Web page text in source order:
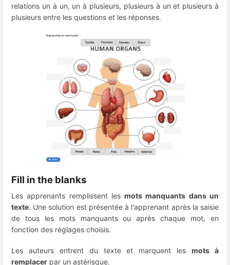
relations un à un, un à plusieurs, plusieurs à un et plusieurs à
plusieurs entre les questions et les réponses.
Fill in the blanks
Les apprenants remplissent lesmots manquants dans un
texte. Une solution est présentée à l'apprenant après la saisie
de tous les mots manquants ou après chaque mot, en
fonction des réglages choisis.
Les auteurs entrent du texte et marquent lesmots à
remplacer par un astérisque.